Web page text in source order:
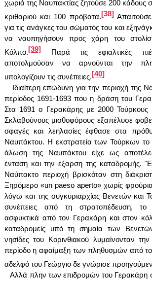
χωριά της Ναυπακτίας ζητούσε 200 κάδους
κριθαριού και 100 πρόβατα.[38]
για τις ανάγκες του σώματός του και
να ναυπηγήσουν προς χάρη του
Κόλπο.[39]Παρά τις εφιαλτικές
αποτολμούσαν να αρνούνται την
υπολογίζουν τις συνέπειες.[40]
Ιδιαίτερη επώδυνη για την περιοχή της
περίοδος 1691-1693 που η δράση του
Στα 1691 ο Γερακάρης με 2000
Σκλαβούνους μισθοφόρους εξαπέλυσε
σφαγές και λεηλασίες έφθασε στα
Ναυπάκτου. Η εκστρατεία των Τούρκων το
άλωση της Ναυπάκτου είχε ως
ένταση και την έξαρση της καταδρομής.
Ναύπακτο περιοχή βρισκόταν στη
Ξηρόμερο «un paeso aperto» χωρίς
λόγω και της συγκυριαρχίας Βενετών και
συνέπειες από τη στρατοπέδευση, το
ασφυκτικά από τον Γερακάρη και στον
καταδρομείς υπό τη σημαία των
νησίδες του Κορινθιακού λυμαίνονταν
περίοδο η αφαίμαξη των πληθυσμών από
αδελφό του Γεώργιο δε γνώρισε
Αλλά πλην των επιδρομών του Γερακάρη